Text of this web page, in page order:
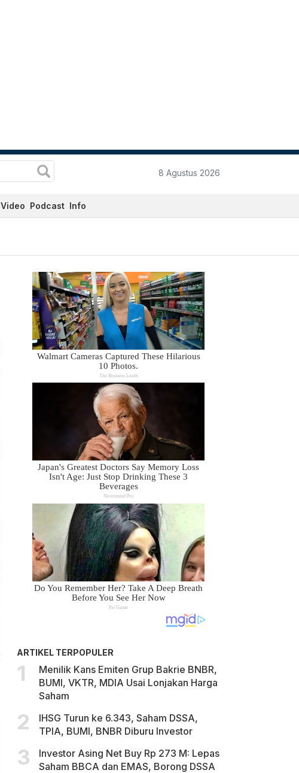
8 Agustus 2026
Video Podcast Info
ARTIKEL TERPOPULER
Menilik Kans Emiten Grup Bakrie BNBR,
BUMI, VKTR, MDIA Usai Lonjakan Harga
Saham
IHSG Turun ke 6.343, Saham DSSA,
TPIA, BUMI, BNBR Diburu Investor
Investor Asing Net Buy Rp 273 M: Lepas
Saham BBCA dan EMAS, Borong DSSA